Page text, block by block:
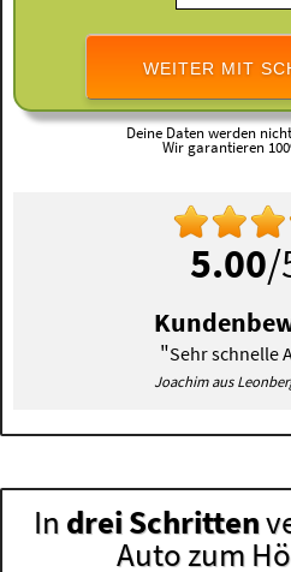
WEITER MIT
Deine Daten werden
Wir garantieren
5.00/
"Sehr schnelle
Joachim aus
In drei Schritten
Auto zum